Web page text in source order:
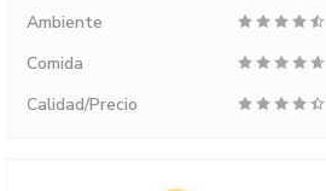
Ambiente
Comida
Calidad/Precio